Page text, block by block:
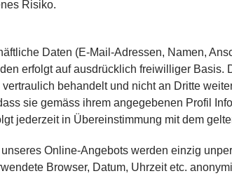
Risiko.
Daten (E-Mail-Adressen, Namen,
erfolgt auf ausdrücklich freiwilliger Basis.
behandelt und nicht an Dritte
sie gemäss ihrem angegebenen Profil
jederzeit in Übereinstimmung mit dem
Online-Angebots werden einzig
Browser, Datum, Uhrzeit etc.